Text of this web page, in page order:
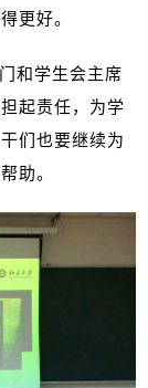
更好。
和学生会主席
起责任，为学
们也要继续为
助。